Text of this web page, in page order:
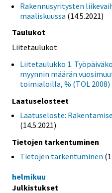
Rakennusyritysten
maaliskuussa (14.5.2021)
Taulukot
Liitetaulukot
Liitetaulukko 1.
myynnin määrän
toimialoilla, % (TOL 2008)
Laatuselosteet
Laatuseloste:
(14.5.2021)
Tietojen tarkentuminen
Tietojen tarkentuminen
helmikuu
Julkistukset